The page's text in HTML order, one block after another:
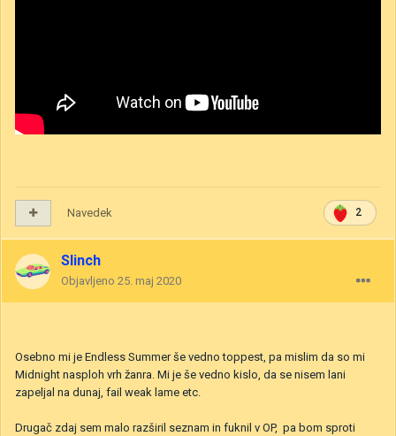
2
Navedek
Slinch
Objavljeno 25. maj 2020
Osebno mi je Endless Summer še vedno toppest, pa mislim da so mi
Midnight nasploh vrh žanra. Mi je še vedno kislo, da se nisem lani
zapeljal na dunaj, fail weak lame etc.
Drugač zdaj sem malo razširil seznam in fuknil v OP, pa bom sproti